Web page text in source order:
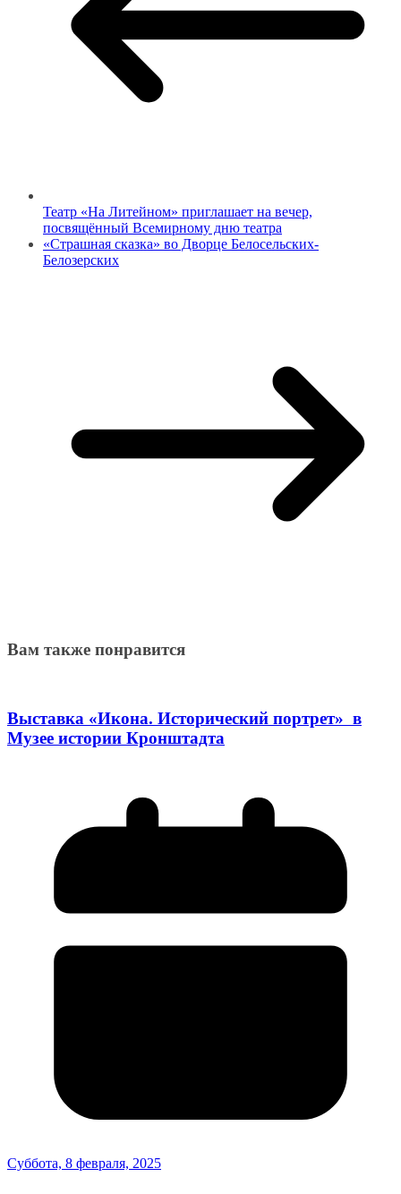
Театр «На Литейном» приглашает на вечер,
посвящённый Всемирному дню театра
«Страшная сказка» во Дворце Белосельских-
Белозерских
Вам также понравится
Выставка «Икона. Исторический портрет» в
Музее истории Кронштадта
Суббота, 8 февраля, 2025